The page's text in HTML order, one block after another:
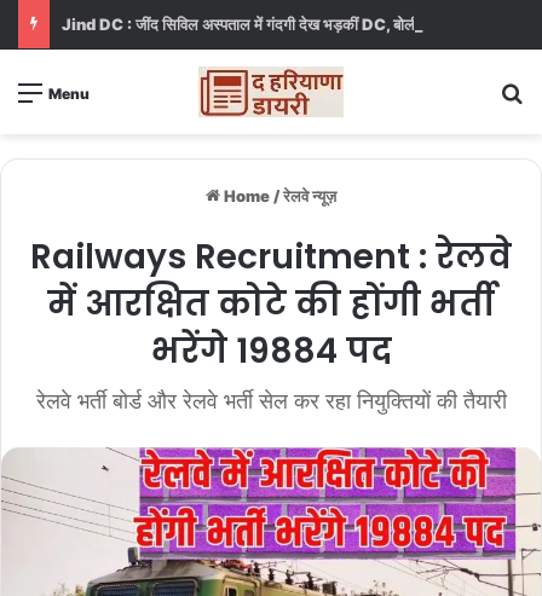
Menu
Home /रेलवे न्यूज़
Railways Recruitment : रेलवे
में आरक्षित कोटे की होंगी भर्ती
भरेंगे 19884 पद
रेलवे भर्ती बोर्ड और रेलवे भर्ती सेल कर रहा नियुक्तियों की तैयारी